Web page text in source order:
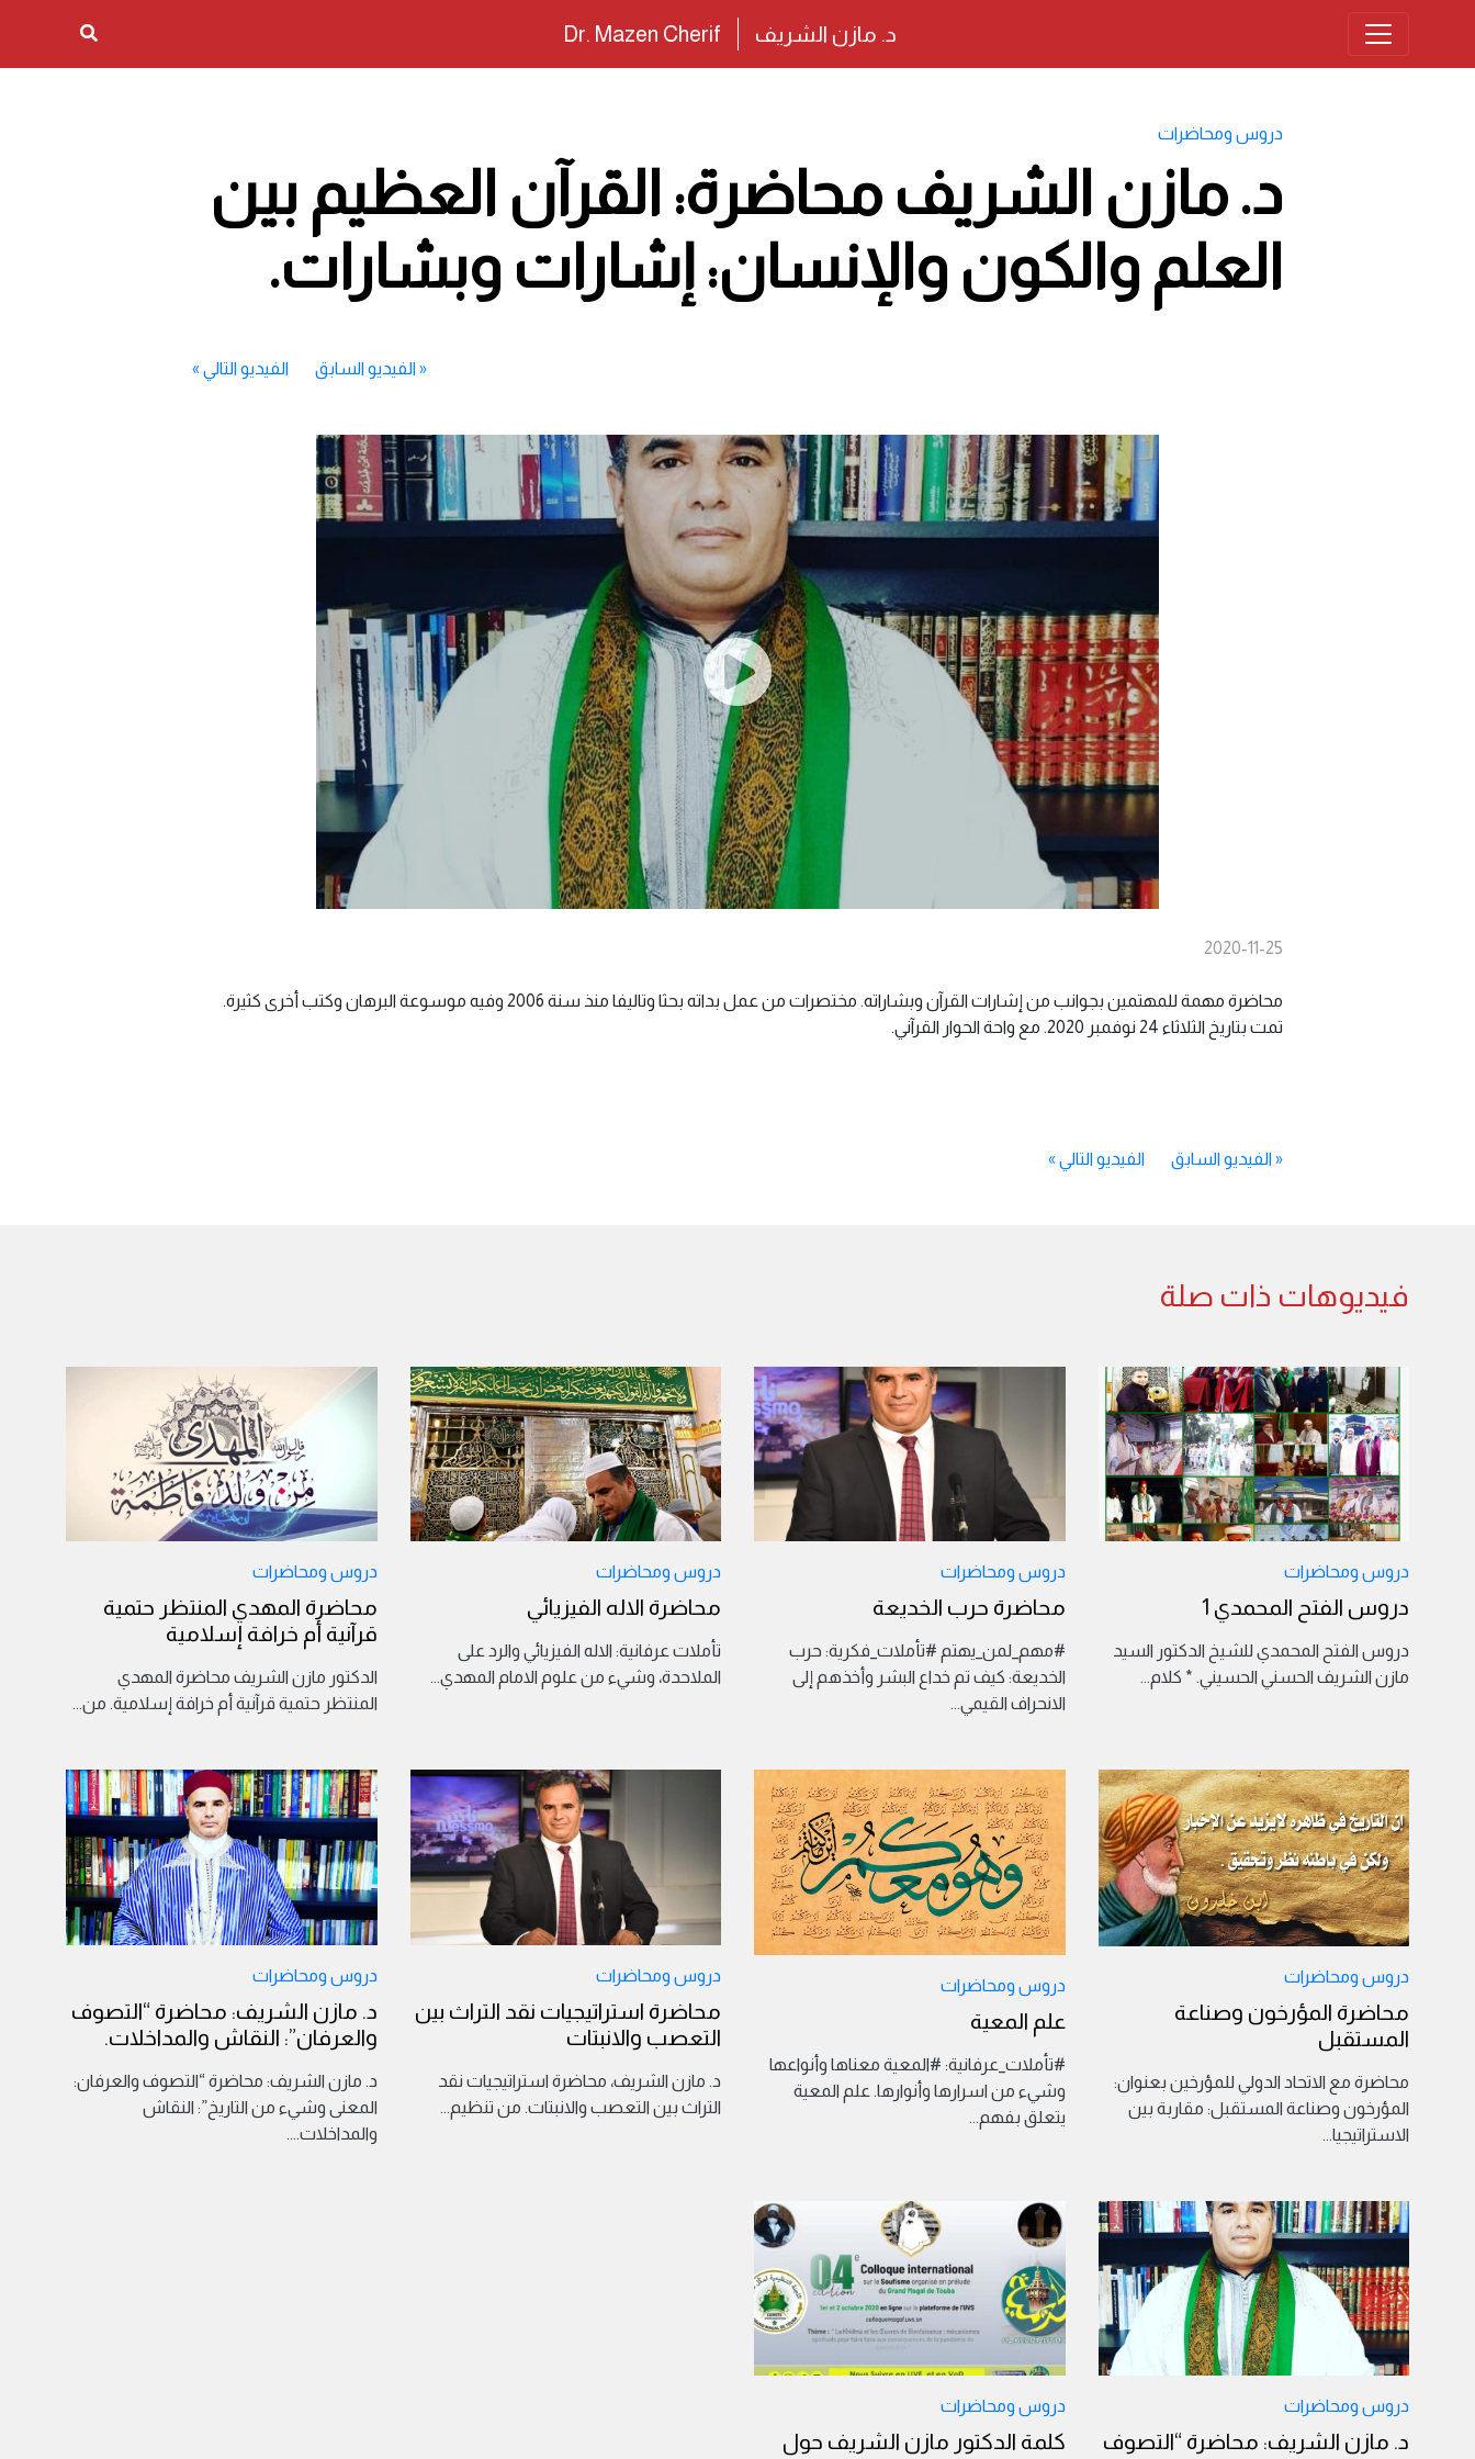
د. مازن الشريف Dr. Mazen Cherif
دروس ومحاضرات
د. مازن الشريف محاضرة: القرآن العظيم بين
العلم والكون والإنسان: إشارات وبشارات.
«الفيديو السابق الفيديو التالي »
2020-11-25
محاضرة مهمة للمهتمين بجوانب من إشارات القرآن وبشاراته. مختصرات من عمل بداته بحثا وتاليفا منذ سنة 2006 وفيه موسوعة البرهان وكتب أخرى كثيرة.
تمت بتاريخ الثلاثاء 24 نوفمبر 2020. مع واحة الحوار القرآني.
«الفيديو السابق الفيديو التالي »
فيديوهات ذات صلة
دروس ومحاضرات
دروس الفتح المحمدي 1
دروس الفتح المحمدي للشيخ الدكتور السيد
مازن الشريف الحسني الحسيني. * كلام...
دروس ومحاضرات
محاضرة حرب الخديعة
#مهم_لمن_يهتم #تأملات_فكرية: حرب
الخديعة: كيف تم خداع البشر وأخذهم إلى
الانحراف القيمي...
دروس ومحاضرات
محاضرة الاله الفيزيائي
تأملات عرفانية: الاله الفيزيائي والرد على
الملاحدة، وشيء من علوم الامام المهدي...
دروس ومحاضرات
محاضرة المهدي المنتظر حتمية
قرآنية أم خرافة إسلامية
الدكتور مازن الشريف محاضرة المهدي
المنتظر حتمية قرآنية أم خرافة إسلامية. من...
دروس ومحاضرات
محاضرة المؤرخون وصناعة
المستقبل
محاضرة مع الاتحاد الدولي للمؤرخين بعنوان:
المؤرخون وصناعة المستقبل: مقاربة بين
الاستراتيجيا...
دروس ومحاضرات
علم المعية
#تأملات_عرفانية: #المعية معناها وأنواعها
وشيء من اسرارها وأنوارها. علم المعية
يتعلق بفهم...
دروس ومحاضرات
محاضرة استراتيجيات نقد التراث بين
التعصب والانبتات
د. مازن الشريف، محاضرة استراتيجيات نقد
التراث بين التعصب والانبتات. من تنظيم...
دروس ومحاضرات
د. مازن الشريف: محاضرة “التصوف
والعرفان”: النقاش والمداخلات.
د. مازن الشريف: محاضرة “التصوف والعرفان:
المعنى وشيء من التاريخ”: النقاش
والمداخلات....
دروس ومحاضرات
د. مازن الشريف: محاضرة “التصوف
دروس ومحاضرات
كلمة الدكتور مازن الشريف حول